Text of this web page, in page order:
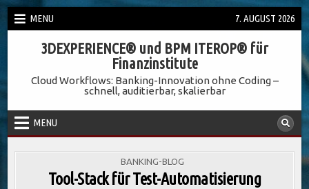
Skip
to
MENU 7. AUGUST 2026
3DEXPERIENCE® und BPM ITEROP® für
Finanzinstitute
Cloud Workflows: Banking-Innovation ohne Coding –
schnell, auditierbar, skalierbar
MENU
POSTED
BANKING-BLOG
Tool-Stack für Test-Automatisierung